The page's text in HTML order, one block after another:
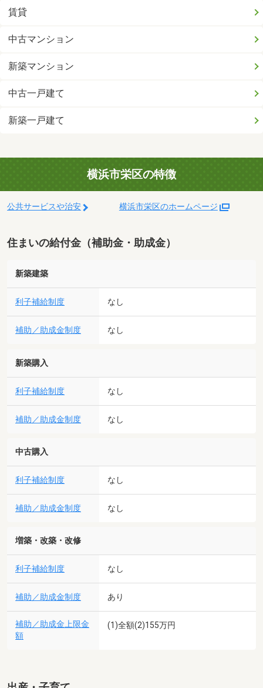
賃貸
中古マンション
新築マンション
中古一戸建て
新築一戸建て
横浜市栄区の特徴
公共サービスや治安 横浜市栄区のホームページ
住まいの給付金（補助金・助成金）
新築建築
利子補給制度 なし
補助／助成金制度 なし
新築購入
利子補給制度 なし
補助／助成金制度 なし
中古購入
利子補給制度 なし
補助／助成金制度 なし
増築・改築・改修
利子補給制度 なし
補助／助成金制度 あり
補助／助成金上限金
額
(1)全額(2)155万円